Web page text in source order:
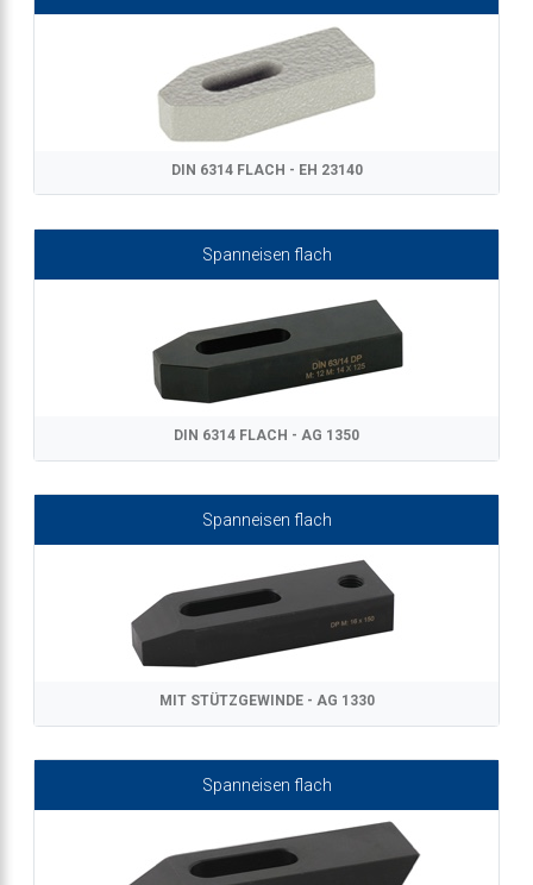
DIN 6314 FLACH - EH 23140
Spanneisen flach
DIN 6314 FLACH - AG 1350
Spanneisen flach
MIT STÜTZGEWINDE - AG 1330
Spanneisen flach